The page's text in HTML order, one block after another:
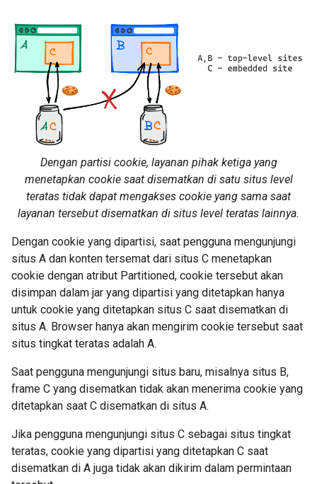
Dengan partisi cookie, layanan pihak ketiga yang
menetapkan cookie saat disematkan di satu situs level
teratas tidak dapat mengakses cookie yang sama saat
layanan tersebut disematkan di situs level teratas lainnya.
Dengan cookie yang dipartisi, saat pengguna mengunjungi
situs A dan konten tersemat dari situs C menetapkan
cookie dengan atribut Partitioned, cookie tersebut akan
disimpan dalam jar yang dipartisi yang ditetapkan hanya
untuk cookie yang ditetapkan situs C saat disematkan di
situs A. Browser hanya akan mengirim cookie tersebut saat
situs tingkat teratas adalah A.
Saat pengguna mengunjungi situs baru, misalnya situs B,
frame C yang disematkan tidak akan menerima cookie yang
ditetapkan saat C disematkan di situs A.
Jika pengguna mengunjungi situs C sebagai situs tingkat
teratas, cookie yang dipartisi yang ditetapkan C saat
disematkan di A juga tidak akan dikirim dalam permintaan